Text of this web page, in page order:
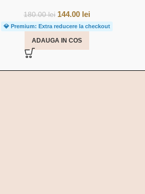
180.00lei 144.00 lei
💎 Premium: Extra reducere la checkout
ADAUGA IN COS